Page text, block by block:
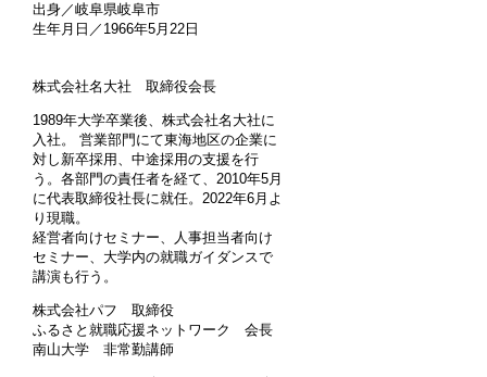
出身／岐阜県岐阜市
生年月日／1966年5月22日
株式会社名大社 取締役会長
1989年大学卒業後、株式会社名大社に
入社。 営業部門にて東海地区の企業に
対し新卒採用、中途採用の支援を行
う。各部門の責任者を経て、2010年5月
に代表取締役社長に就任。2022年6月よ
り現職。
経営者向けセミナー、人事担当者向け
セミナー、大学内の就職ガイダンスで
講演も行う。
株式会社パフ 取締役
ふるさと就職応援ネットワーク 会長
南山大学 非常勤講師